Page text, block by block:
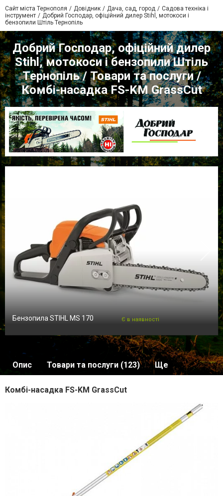
Сайт міста Тернополя Довідник Дача, сад, город
Садова техніка і
інструмент
Добрий Господар, офіційний дилер Stihl, мотокоси і
бензопили Штіль Тернопіль
Добрий Господар, офіційний дилер
Stihl, мотокоси і бензопили Штіль
Тернопіль / Товари та послуги /
Комбі-насадка FS-KM GrassCut
Бензопила STIHL MS 170 Є в наявності
Опис Товари та послуги (123) Ще
Комбі-насадка FS-KM GrassCut